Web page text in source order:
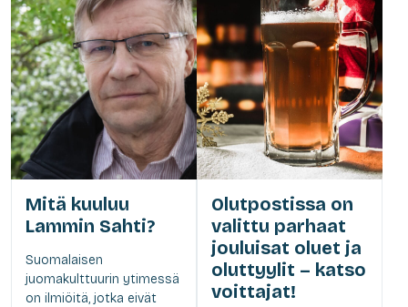
Mitä kuuluu
Lammin Sahti?
Suomalaisen
juomakulttuurin ytimessä
on ilmiöitä, jotka eivät
Olutpostissa on
valittu parhaat
jouluisat oluet ja
oluttyylit – katso
voittajat!